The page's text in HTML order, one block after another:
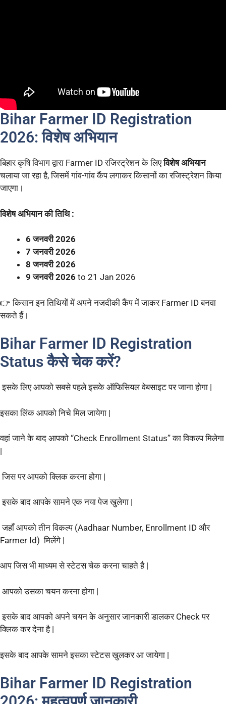
Bihar Farmer ID Registration
2026: विशेष अभियान
बिहार कृषि विभाग द्वारा Farmer ID रजिस्ट्रेशन के लिएविशेष अभियान
चलाया जा रहा है, जिसमें गांव-गांव कैंप लगाकर किसानों का रजिस्ट्रेशन किया
जाएगा।
विशेष अभियान की तिथि :
6 जनवरी 2026
7 जनवरी 2026
8 जनवरी 2026
9 जनवरी 2026 to 21 Jan 2026
👉 किसान इन तिथियों में अपने नजदीकी कैंप में जाकर Farmer ID बनवा
सकते हैं।
Bihar Farmer ID Registration
Status कैसे चेक करें?
इसके लिए आपको सबसे पहले इसके ऑफिसियल वेबसाइट पर जाना होगा |
इसका लिंक आपको निचे मिल जायेगा |
वहां जाने के बाद आपको “Check Enrollment Status” का विकल्प मिलेगा
|
जिस पर आपको क्लिक करना होगा |
इसके बाद आपके सामने एक नया पेज खुलेगा |
जहाँ आपको तीन विकल्प (Aadhaar Number, Enrollment ID और
Farmer Id) मिलेंगे |
आप जिस भी माध्यम से स्टेटस चेक करना चाहते है |
आपको उसका चयन करना होगा |
इसके बाद आपको अपने चयन के अनुसार जानकारी डालकर Check पर
क्लिक कर देना है |
इसके बाद आपके सामने इसका स्टेटस खुलकर आ जायेगा |
Bihar Farmer ID Registration